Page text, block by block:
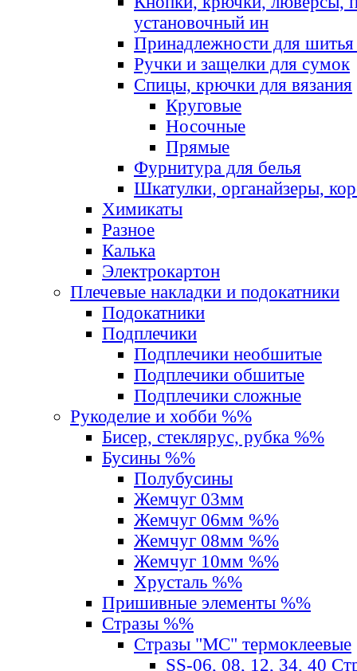
установочный ин
Принадлежности для шитья
Ручки и защелки для сумок
Спицы, крючки для вязания
Круговые
Носочные
Прямые
Фурнитура для белья
Шкатулки, органайзеры,
Химикаты
Разное
Калька
Электрокартон
Плечевые накладки и подокатники
Подокатники
Подплечики
Подплечики необшитые
Подплечики обшитые
Подплечики сложные
Рукоделие и хобби %%
Бисер, стеклярус, рубка %%
Бусины %%
Полубусины
Жемчуг 03мм
Жемчуг 06мм %%
Жемчуг 08мм %%
Жемчуг 10мм %%
Хрусталь %%
Пришивные элементы %%
Стразы %%
Стразы "MС" термоклеевые
SS-06, 08, 12, 34, 40